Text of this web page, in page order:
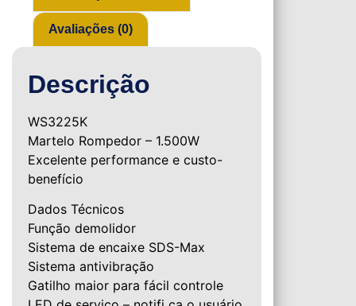
Avaliações (0)
Descrição
WS3225K
Martelo Rompedor – 1.500W
Excelente performance e custo-
benefício
Dados Técnicos
Função demolidor
Sistema de encaixe SDS-Max
Sistema antivibração
Gatilho maior para fácil controle